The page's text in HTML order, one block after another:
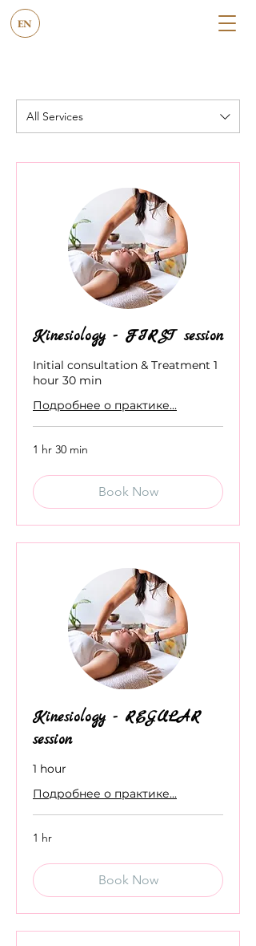
EN
All Services
Kinesiology - FIRST session
Initial consultation & Treatment 1
hour 30 min
Подробнее о практике...
1 hr 30 min
Book Now
Kinesiology - REGULAR
session
1 hour
Подробнее о практике...
1 hr
Book Now